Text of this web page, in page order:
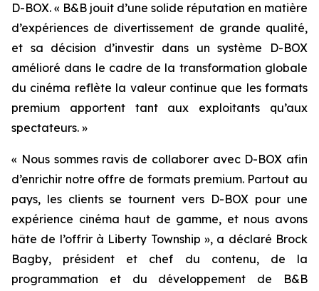
D-BOX. « B&B jouit d’une solide réputation en matière
d’expériences de divertissement de grande qualité,
et sa décision d’investir dans un système D-BOX
amélioré dans le cadre de la transformation globale
du cinéma reflète la valeur continue que les formats
premium apportent tant aux exploitants qu’aux
spectateurs. »
« Nous sommes ravis de collaborer avec D-BOX afin
d’enrichir notre offre de formats premium. Partout au
pays, les clients se tournent vers D-BOX pour une
expérience cinéma haut de gamme, et nous avons
hâte de l’offrir à Liberty Township », a déclaré Brock
Bagby, président et chef du contenu, de la
programmation et du développement de B&B